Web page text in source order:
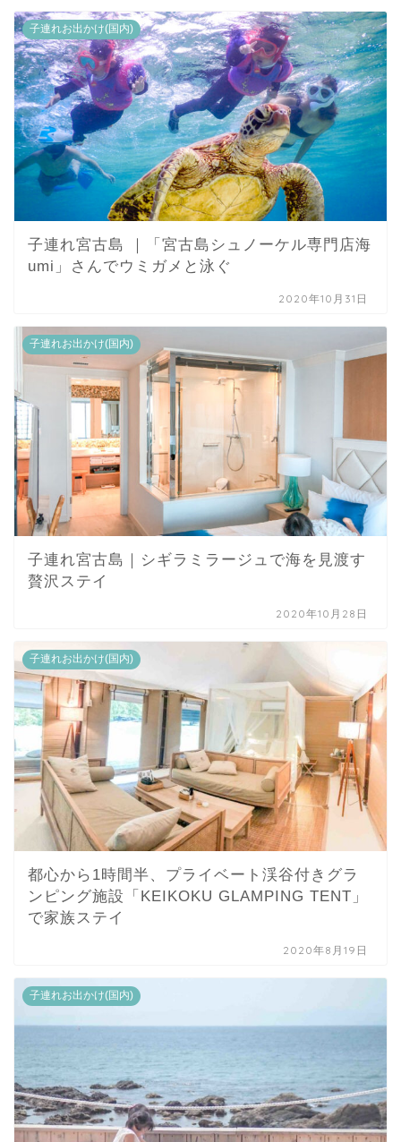
子連れお出かけ(国内)
子連れ宮古島 ｜「宮古島シュノーケル専門店海
umi」さんでウミガメと泳ぐ
2020年10月31日
子連れお出かけ(国内)
子連れ宮古島｜シギラミラージュで海を見渡す
贅沢ステイ
2020年10月28日
子連れお出かけ(国内)
都心から1時間半、プライベート渓谷付きグラ
ンピング施設「KEIKOKU GLAMPING TENT」
で家族ステイ
2020年8月19日
子連れお出かけ(国内)